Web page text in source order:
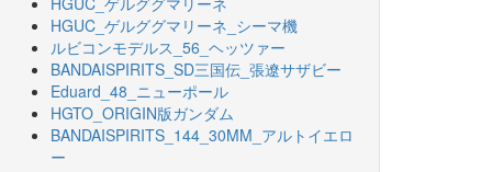
HGUC_ゲルググマリーネ_シーマ機
ルビコンモデルス_56_ヘッツァー
BANDAISPIRITS_SD三国伝_張遼サザビー
Eduard_48_ニューポール
HGTO_ORIGIN版ガンダム
BANDAISPIRITS_144_30MM_アルトイエロ
ー